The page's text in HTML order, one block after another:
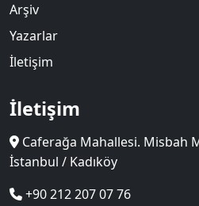
Arşiv
Yazarlar
İletişim
İletişim
Caferağa Mahallesi. Misbah
İstanbul / Kadıköy
+90 212 207 07 76